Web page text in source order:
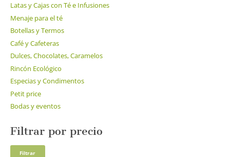
Latas y Cajas con Té e Infusiones
Menaje para el té
Botellas y Termos
Café y Cafeteras
Dulces, Chocolates, Caramelos
Rincón Ecológico
Especias y Condimentos
Petit price
Bodas y eventos
Filtrar por precio
Filtrar